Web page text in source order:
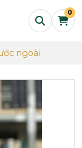
0
ngoài